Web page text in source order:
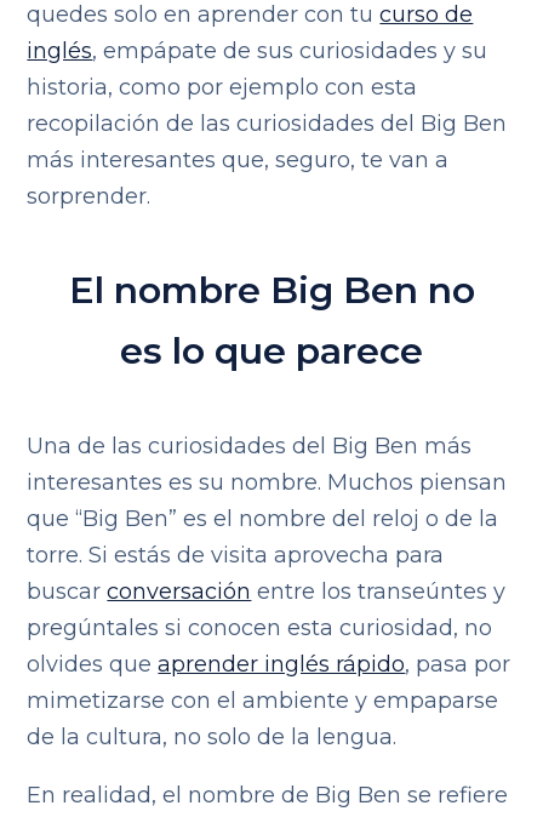
quedes solo en aprender con tucurso de
inglés, empápate de sus curiosidades y su
historia, como por ejemplo con esta
recopilación de las curiosidades del Big Ben
más interesantes que, seguro, te van a
sorprender.
El nombre Big Ben no
es lo que parece
Una de las curiosidades del Big Ben más
interesantes es su nombre. Muchos piensan
que “Big Ben” es el nombre del reloj o de la
torre. Si estás de visita aprovecha para
buscarconversación entre los transeúntes y
pregúntales si conocen esta curiosidad, no
olvides queaprender inglés rápido, pasa por
mimetizarse con el ambiente y empaparse
de la cultura, no solo de la lengua.
En realidad, el nombre de Big Ben se refiere